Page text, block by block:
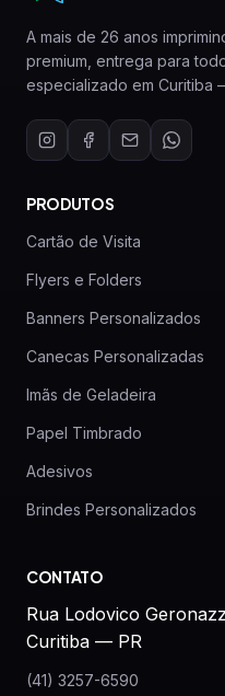
A mais de 26 anos
premium, entrega para
especializado em Curitiba
PRODUTOS
Cartão de Visita
Flyers e Folders
Banners Personalizados
Canecas Personalizadas
Imãs de Geladeira
Papel Timbrado
Adesivos
Brindes Personalizados
CONTATO
Rua Lodovico
Curitiba — PR
(41) 3257-6590